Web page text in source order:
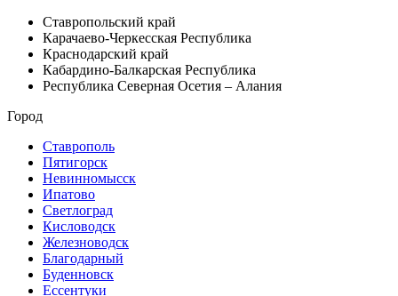
Ставропольский край
Карачаево-Черкесская Республика
Краснодарский край
Кабардино-Балкарская Республика
Республика Северная Осетия – Алания
Город
Ставрополь
Пятигорск
Невинномысск
Ипатово
Светлоград
Кисловодск
Железноводск
Благодарный
Буденновск
Ессентуки